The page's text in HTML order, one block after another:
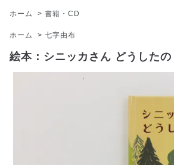
ホーム >書籍・CD
ホーム >七字由布
絵本：シニッカさん どうした